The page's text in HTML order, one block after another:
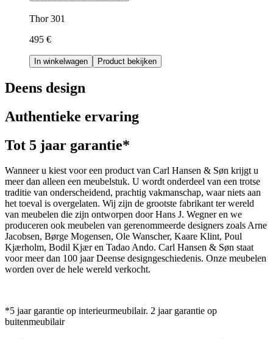
Thor 301
495 €
In winkelwagen Product bekijken
Deens design
Authentieke ervaring
Tot 5 jaar garantie*
Wanneer u kiest voor een product van Carl Hansen & Søn krijgt u
meer dan alleen een meubelstuk. U wordt onderdeel van een trotse
traditie van onderscheidend, prachtig vakmanschap, waar niets aan
het toeval is overgelaten. Wij zijn de grootste fabrikant ter wereld
van meubelen die zijn ontworpen door Hans J. Wegner en we
produceren ook meubelen van gerenommeerde designers zoals Arne
Jacobsen, Børge Mogensen, Ole Wanscher, Kaare Klint, Poul
Kjærholm, Bodil Kjær en Tadao Ando. Carl Hansen & Søn staat
voor meer dan 100 jaar Deense designgeschiedenis. Onze meubelen
worden over de hele wereld verkocht.
*5 jaar garantie op interieurmeubilair. 2 jaar garantie op
buitenmeubilair